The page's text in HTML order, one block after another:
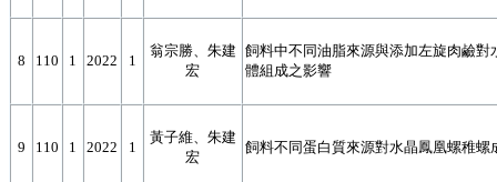
8 110 1 2022 1
翁宗勝、朱建
宏
飼料中不同油脂來源與添加左旋肉鹼
體組成之影響
9 110 1 2022 1
黃子維、朱建
宏
飼料不同蛋白質來源對水晶鳳凰螺稚螺